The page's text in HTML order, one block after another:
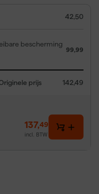
42,50
bescherming
99,99
prijs 142,49
137,49
incl. BTW